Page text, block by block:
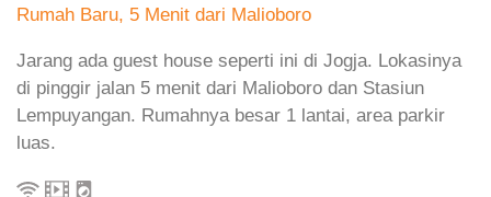
Rumah Baru, 5 Menit dari Malioboro
Jarang ada guest house seperti ini di Jogja. Lokasinya
di pinggir jalan 5 menit dari Malioboro dan Stasiun
Lempuyangan. Rumahnya besar 1 lantai, area parkir
luas.